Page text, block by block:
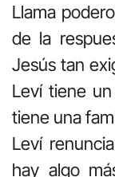
Llama
de la
Jesús tan
Leví tiene
tiene una
Leví
hay algo